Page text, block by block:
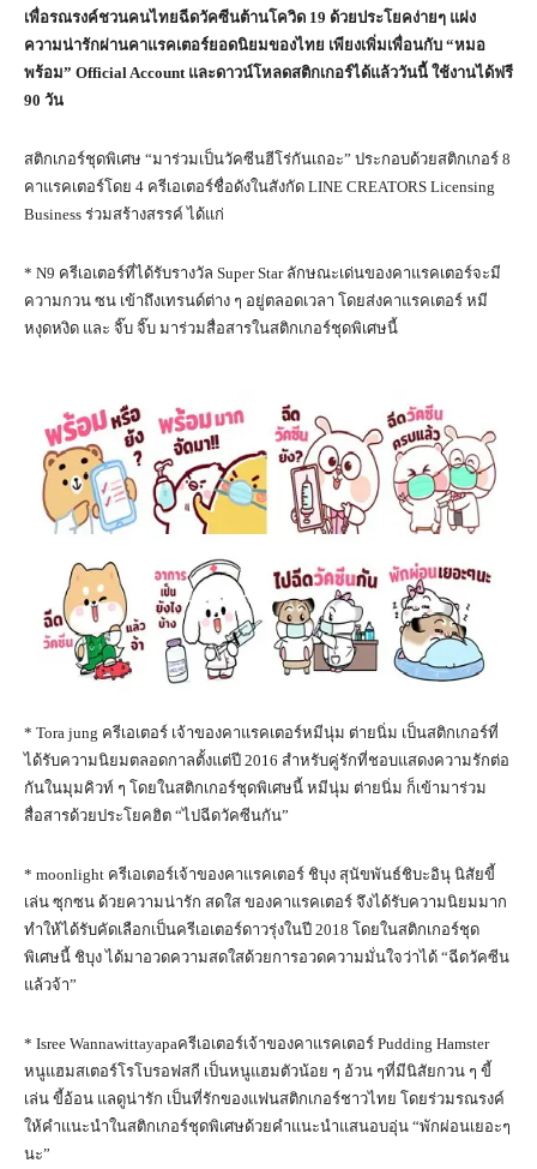
เพื่อรณรงค์ชวนคนไทยฉีดวัคซีนต้านโควิด 19 ด้วยประโยคง่ายๆ แฝง
ความน่ารักผ่านคาแรคเตอร์ยอดนิยมของไทย เพียงเพิ่มเพื่อนกับ “หมอ
พร้อม” Official Account และดาวน์โหลดสติกเกอร์ได้แล้ววันนี้ ใช้งานได้ฟรี
90 วัน
สติกเกอร์ชุดพิเศษ “มาร่วมเป็นวัคซีนฮีโร่กันเถอะ” ประกอบด้วยสติกเกอร์ 8
คาแรคเตอร์โดย 4 ครีเอเตอร์ชื่อดังในสังกัด LINE CREATORS Licensing
Business ร่วมสร้างสรรค์ ได้แก่
* N9 ครีเอเตอร์ที่ได้รับรางวัล Super Star ลักษณะเด่นของคาแรคเตอร์จะมี
ความกวน ซน เข้าถึงเทรนด์ต่าง ๆ อยู่ตลอดเวลา โดยส่งคาแรคเตอร์ หมี
หงุดหงิด และ จิ๊บ จิ๊บ มาร่วมสื่อสารในสติกเกอร์ชุดพิเศษนี้
* Tora jung ครีเอเตอร์ เจ้าของคาแรคเตอร์หมีนุ่ม ต่ายนิ่ม เป็นสติกเกอร์ที่
ได้รับความนิยมตลอดกาลตั้งแต่ปี 2016 สำหรับคู่รักที่ชอบแสดงความรักต่อ
กันในมุมคิวท์ ๆ โดยในสติกเกอร์ชุดพิเศษนี้ หมีนุ่ม ต่ายนิ่ม ก็เข้ามาร่วม
สื่อสารด้วยประโยคฮิต “ไปฉีดวัคซีนกัน”
* moonlight ครีเอเตอร์เจ้าของคาแรคเตอร์ ชิบุง สุนัขพันธ์ชิบะอินุ นิสัยขี้
เล่น ซุกซน ด้วยความน่ารัก สดใส ของคาแรคเตอร์ จึงได้รับความนิยมมาก
ทำให้ได้รับคัดเลือกเป็นครีเอเตอร์ดาวรุ่งในปี 2018 โดยในสติกเกอร์ชุด
พิเศษนี้ ชิบุง ได้มาอวดความสดใสด้วยการอวดความมั่นใจว่าได้ “ฉีดวัคซีน
แล้วจ้า”
* Isree Wannawittayapaครีเอเตอร์เจ้าของคาแรคเตอร์ Pudding Hamster
หนูแฮมสเตอร์โรโบรอฟสกี เป็นหนูแฮมตัวน้อย ๆ อ้วน ๆที่มีนิสัยกวน ๆ ขี้
เล่น ขี้อ้อน แลดูน่ารัก เป็นที่รักของแฟนสติกเกอร์ชาวไทย โดยร่วมรณรงค์
ให้คำแนะนำในสติกเกอร์ชุดพิเศษด้วยคำแนะนำแสนอบอุ่น “พักผ่อนเยอะๆ
นะ”